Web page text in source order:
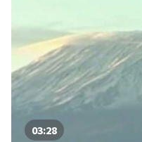
03:28